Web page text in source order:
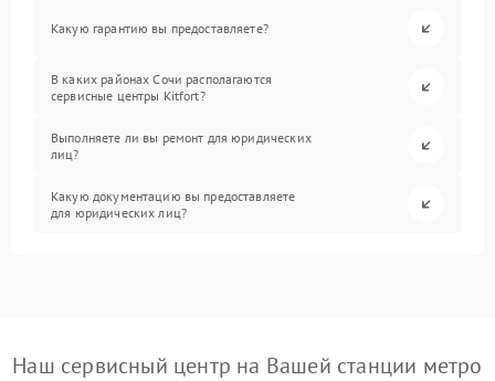
Какую гарантию вы предоставляете?
В каких районах Сочи располагаются
сервисные центры Kitfort?
Выполняете ли вы ремонт для юридических
лиц?
Какую документацию вы предоставляете
для юридических лиц?
Наш сервисный центр на Вашей станции метро